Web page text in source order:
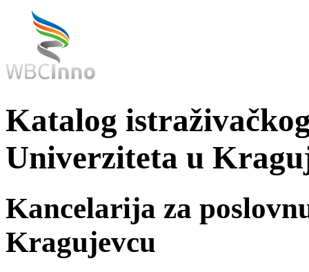
Katalog
Univerziteta u
Kancelarija za
Kragujevcu